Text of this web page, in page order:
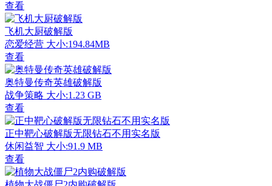
查看
飞机大厨破解版
恋爱经营 大小:194.84MB
查看
奥特曼传奇英雄破解版
战争策略 大小:1.23 GB
查看
正中靶心破解版无限钻石不用实名版
休闲益智 大小:91.9 MB
查看